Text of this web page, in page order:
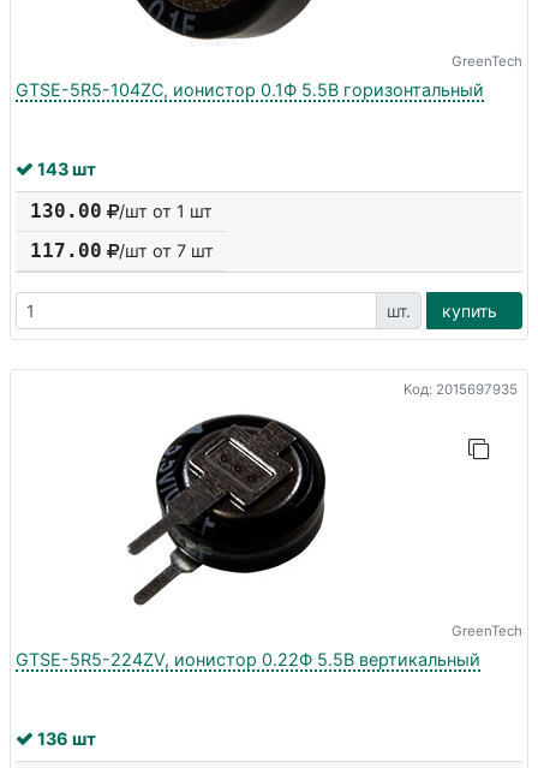
GreenTech
GTSE-5R5-104ZC, ионистор 0.1Ф 5.5В горизонтальный
143 шт
130.00 /шт от 1 шт
117.00 /шт от 7 шт
шт. купить
Код: 2015697935
GreenTech
GTSE-5R5-224ZV, ионистор 0.22Ф 5.5В вертикальный
136 шт